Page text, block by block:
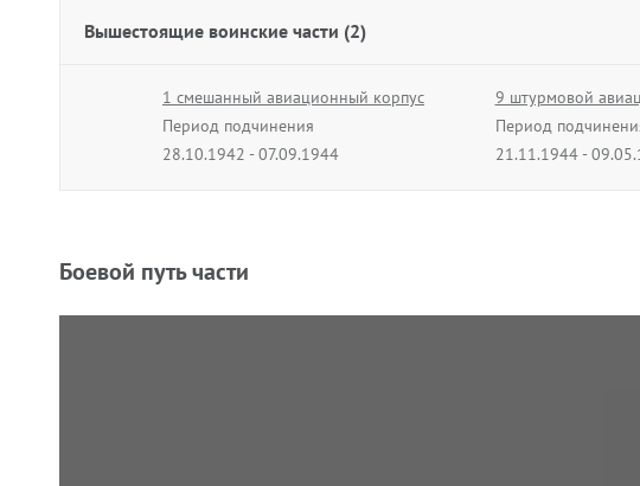
Вышестоящие воинские части (2)
1 смешанный авиационный корпус
Период подчинения
28.10.1942 - 07.09.1944
9 штурмовой
Период
21.11.1944 -
Боевой путь части